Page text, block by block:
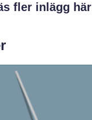
fler inlägg här